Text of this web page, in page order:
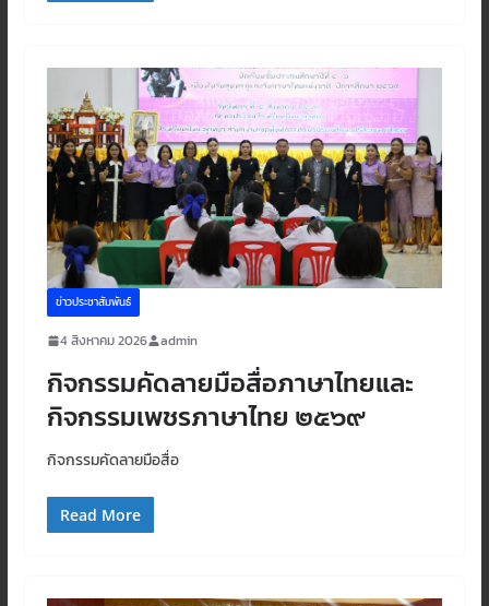
ข่าวประชาสัมพันธ์
4 สิงหาคม 2026 admin
กิจกรรมคัดลายมือสื่อภาษาไทยและ
กิจกรรมเพชรภาษาไทย ๒๕๖๙
กิจกรรมคัดลายมือสื่อ
Read More